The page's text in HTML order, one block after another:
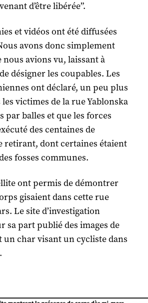
d’être libérée”.
et vidéos ont été diffusées
avons donc simplement
avions vu, laissant à
désigner les coupables. Les
ont déclaré, un peu plus
victimes de la rue Yablonska
par balles et que les forces
des centaines de
retirant, dont certaines étaient
fosses communes.
ont permis de démontrer
gisaient dans cette rue
Le site d’investigation
sa part publié des images de
char visant un cycliste dans